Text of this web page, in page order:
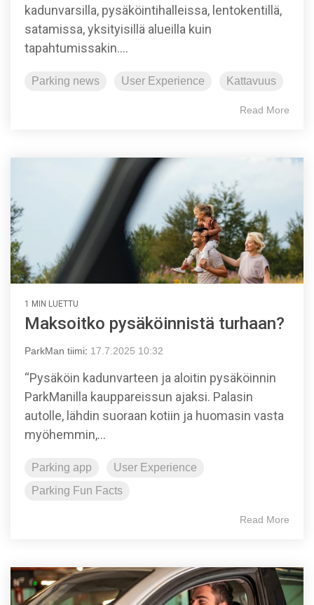
kadunvarsilla, pysäköintihalleissa, lentokentillä,
satamissa, yksityisillä alueilla kuin
tapahtumissakin....
Parking news User Experience Kattavuus
Read More
1 MIN LUETTU
Maksoitko pysäköinnistä turhaan?
ParkMan tiimi: 17.7.2025 10:32
“Pysäköin kadunvarteen ja aloitin pysäköinnin
ParkManilla kauppareissun ajaksi. Palasin
autolle, lähdin suoraan kotiin ja huomasin vasta
myöhemmin,...
Parking app
User Experience
Parking Fun Facts
Read More